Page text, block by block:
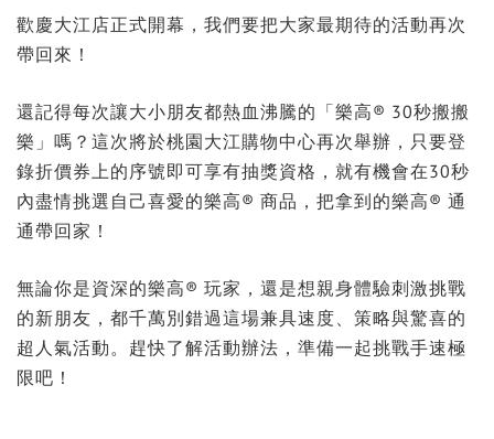
歡慶大江店正式開幕，我們要把大家最期待的活動再次
帶回來！
還記得每次讓大小朋友都熱血沸騰的「樂高® 30秒搬搬
樂」嗎？這次將於桃園大江購物中心再次舉辦，只要登
錄折價券上的序號即可享有抽獎資格，就有機會在30秒
內盡情挑選自己喜愛的樂高® 商品，把拿到的樂高® 通
通帶回家！
無論你是資深的樂高® 玩家，還是想親身體驗刺激挑戰
的新朋友，都千萬別錯過這場兼具速度、策略與驚喜的
超人氣活動。趕快了解活動辦法，準備一起挑戰手速極
限吧！